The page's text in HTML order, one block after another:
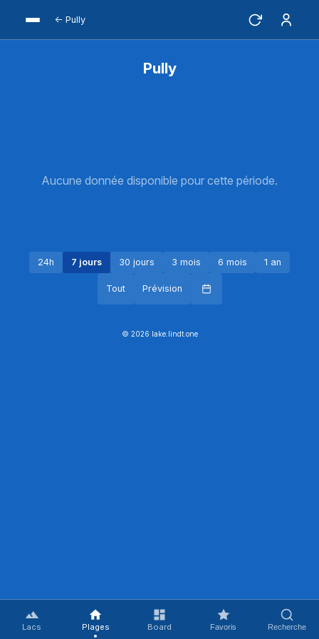
← Pully
Pully
Aucune donnée disponible pour cette période.
24h 7 jours 30 jours 3 mois 6 mois 1 an
Tout Prévision
© 2026 lake.lindt.one
Lacs Plages Board Favoris Recherche